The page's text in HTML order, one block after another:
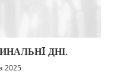
ДНІ.
2025